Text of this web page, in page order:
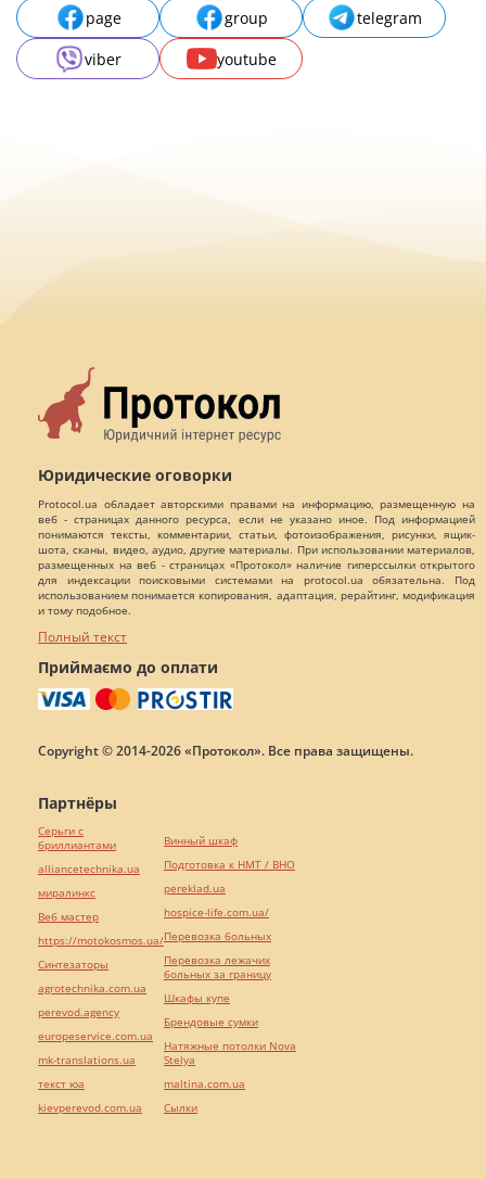
page group
telegram
viber
youtube
Юридические оговорки
Protocol.ua обладает авторскими правами на информацию, размещенную на
веб - страницах данного ресурса, если не указано иное. Под информацией
понимаются тексты, комментарии, статьи, фотоизображения, рисунки, ящик-
шота, сканы, видео, аудио, другие материалы. При использовании материалов,
размещенных на веб - страницах «Протокол» наличие гиперссылки открытого
для индексации поисковыми системами на protocol.ua обязательна. Под
использованием понимается копирования, адаптация, рерайтинг, модификация
и тому подобное.
Полный текст
Приймаємо до оплати
Copyright © 2014-2026 «Протокол». Все права защищены.
Партнёры
Серьги с
бриллиантами
alliancetechnika.ua
миралинкс
Веб мастер
https://motokosmos.ua/
Синтезаторы
agrotechnika.com.ua
perevod.agency
europeservice.com.ua
mk-translations.ua
текст юа
kievperevod.com.ua
Винный шкаф
Подготовка к НМТ / ВНО
pereklad.ua
hospice-life.com.ua/
Перевозка больных
Перевозка лежачих
больных за границу
Шкафы купе
Брендовые сумки
Натяжные потолки Nova
Stelya
maltina.com.ua
Cылки